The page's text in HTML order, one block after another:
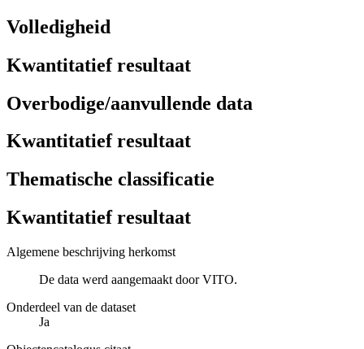
Volledigheid
Kwantitatief resultaat
Overbodige/aanvullende data
Kwantitatief resultaat
Thematische classificatie
Kwantitatief resultaat
Algemene beschrijving herkomst
De data werd aangemaakt door VITO.
Onderdeel van de dataset
Ja